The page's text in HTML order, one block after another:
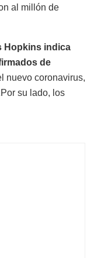
al millón de
Hopkins indica
de
nuevo coronavirus,
su lado, los